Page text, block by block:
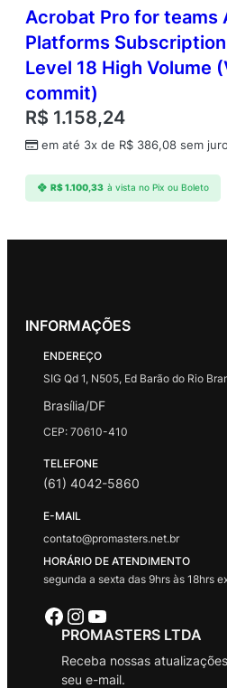
Acrobat Pro for teams
Platforms
Level 18 High Volume
commit)
R$ 1.158,24
em até 3x de R$ 386,08 sem
R$1.100,33 à vista no Pix ou Boleto
INFORMAÇÕES
ENDEREÇO
SIG Qd 1, N505, Ed Barão do Rio
Brasília/DF
CEP: 70610-410
TELEFONE
(61) 4042-5860
E-MAIL
contato@promasters.net.br
HORÁRIO DE ATENDIMENTO
segunda a sexta das 9hrs às 18hrs
Facebook Instagram Youtube
PROMASTERS LTDA
Receba nossas
seu e-mail.